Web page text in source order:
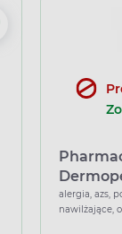
do
alergia, azs,
nawilżające,